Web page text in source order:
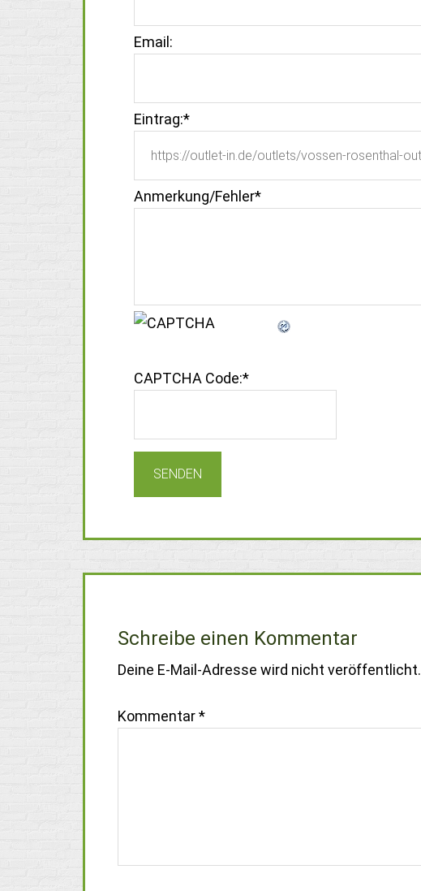
Email:
Eintrag:*
Anmerkung/Fehler*
CAPTCHA Code:*
Schreibe einen Kommentar
Deine E-Mail-Adresse wird nicht veröffentlicht.
Kommentar*